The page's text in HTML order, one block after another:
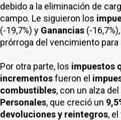
debido a la eliminación de
campo. Le siguieron los
(-19,7%) y Ganancias (-
prórroga del vencimiento
Por otra parte, los impuestos
incrementosfueron el
combustibles, con un alza del
Personales, que creció un
devoluciones y reintegros,